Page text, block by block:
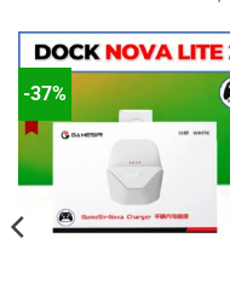
-37%